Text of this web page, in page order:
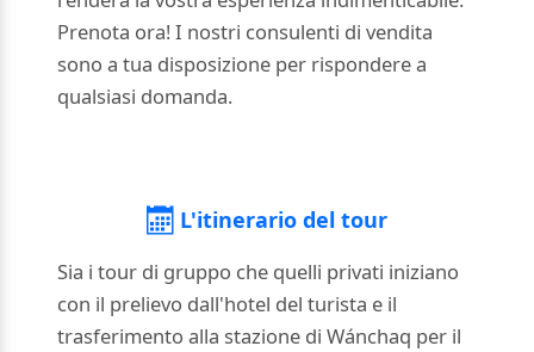
Prenota ora! I nostri consulenti di vendita
sono a tua disposizione per rispondere a
qualsiasi domanda.
L'itinerario del tour
Sia i tour di gruppo che quelli privati iniziano
con il prelievo dall'hotel del turista e il
trasferimento alla stazione di Wánchaq per il